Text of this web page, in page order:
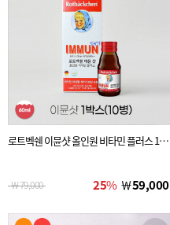
로트벡쉔 이뮨샷 올인원 비타민 플러스 1BO
￦79,000 25% ￦59,000